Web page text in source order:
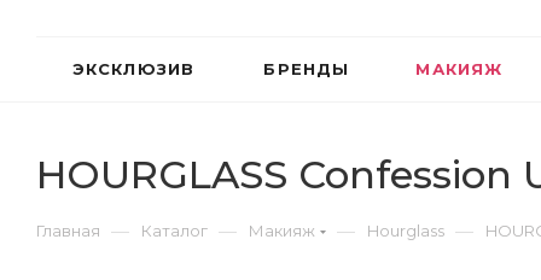
ЭКСКЛЮЗИВ БРЕНДЫ МАКИЯЖ
HOURGLASS
Главная — Каталог — Макияж — Hourglass —